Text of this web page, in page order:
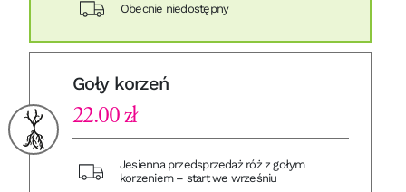
Obecnie niedostępny
Goły korzeń
22.00 zł
Jesienna przedsprzedaż róż z gołym
korzeniem – start we wrześniu